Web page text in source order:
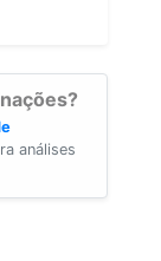
análises